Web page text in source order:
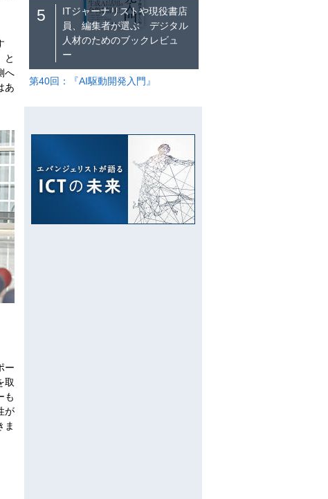
と
へ
あ
ー
取
も
が
ま
5
ITジャーナリストや現役書店
員、編集者が選ぶ デジタル
人材のためのブックレビュ
ー
第40回：『AI駆動開発入門』